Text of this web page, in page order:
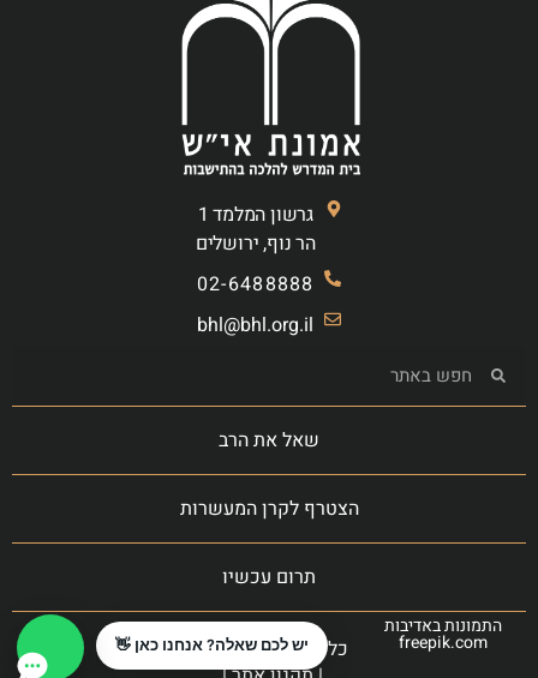
גרשון המלמד 1
הר נוף, ירושלים
02-6488888
bhl@bhl.org.il
שאל את הרב
הצטרף לקרן המעשרות
תרום עכשיו
התמונות באדיבות
freepik.com
כל הזכויות שמורות
יש לכם שאלה? אנחנו כאן 👋